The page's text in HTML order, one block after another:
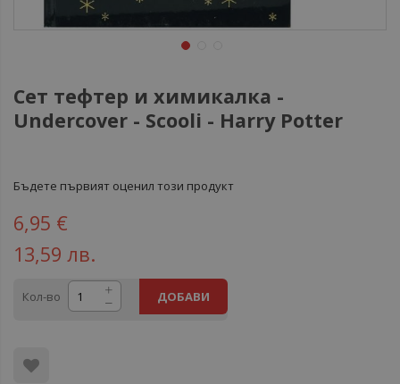
Сет тефтер и химикалка -
Undercover - Scooli - Harry Potter
Бъдете първият оценил този продукт
6,95 €
13,59 лв.
Кол-во ДОБАВИ